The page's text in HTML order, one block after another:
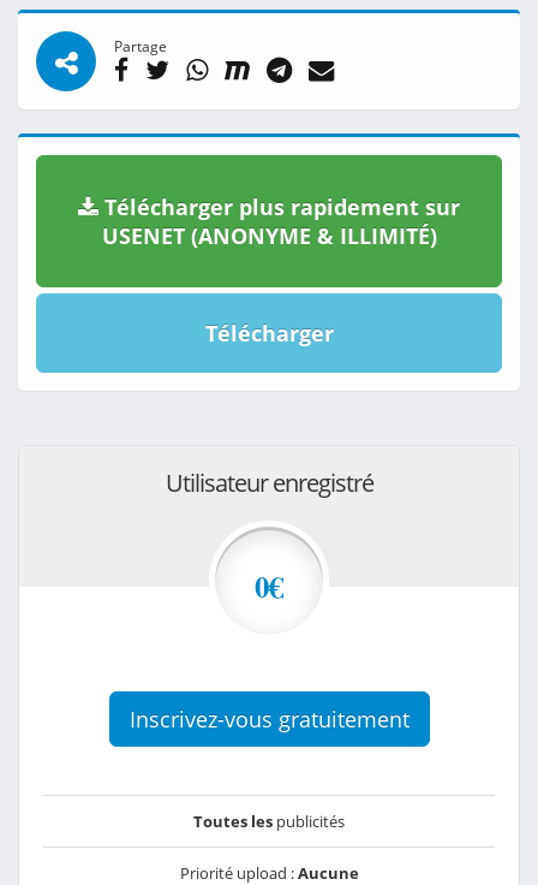
Partage
Télécharger plus rapidement sur
USENET (ANONYME & ILLIMITÉ)
Télécharger
Utilisateur enregistré
0€
Inscrivez-vous gratuitement
Toutes les publicités
Priorité upload :Aucune